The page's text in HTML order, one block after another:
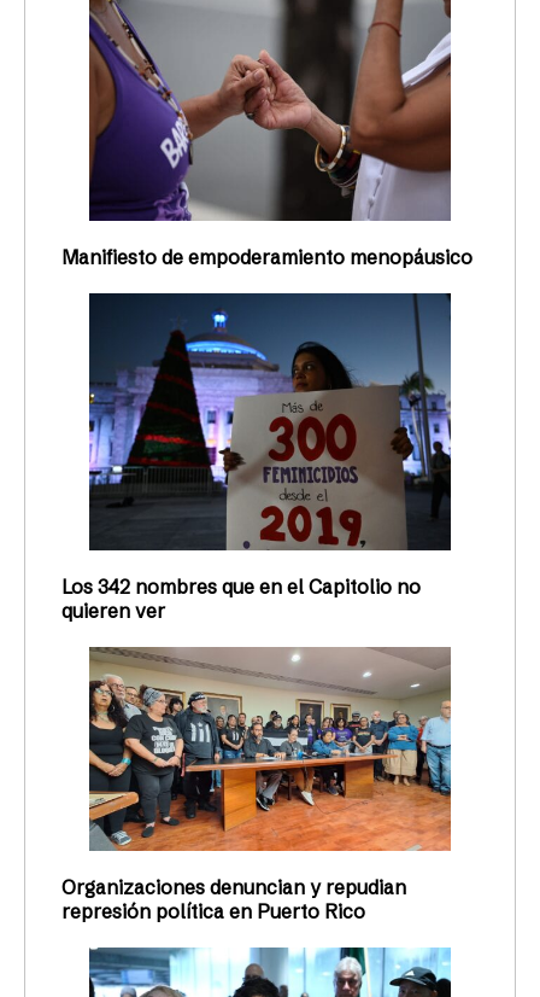
Manifiesto de empoderamiento menopáusico
Los 342 nombres que en el Capitolio no
quieren ver
Organizaciones denuncian y repudian
represión política en Puerto Rico